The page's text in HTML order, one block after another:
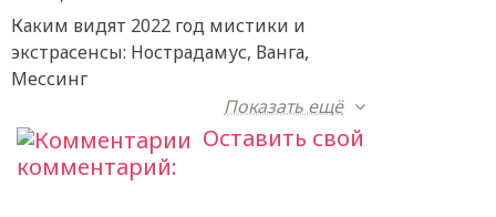
Каким видят 2022 год мистики и
экстрасенсы: Нострадамус, Ванга,
Мессинг
Показать ещё
Оставить свой
комментарий: